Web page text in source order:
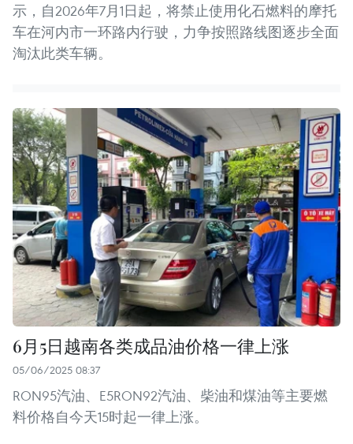
示，自2026年7月1日起，将禁止使用化石燃料的摩托
车在河内市一环路内行驶，力争按照路线图逐步全面
淘汰此类车辆。
6月5日越南各类成品油价格一律上涨
05/06/2025 08:37
RON95汽油、E5RON92汽油、柴油和煤油等主要燃
料价格自今天15时起一律上涨。